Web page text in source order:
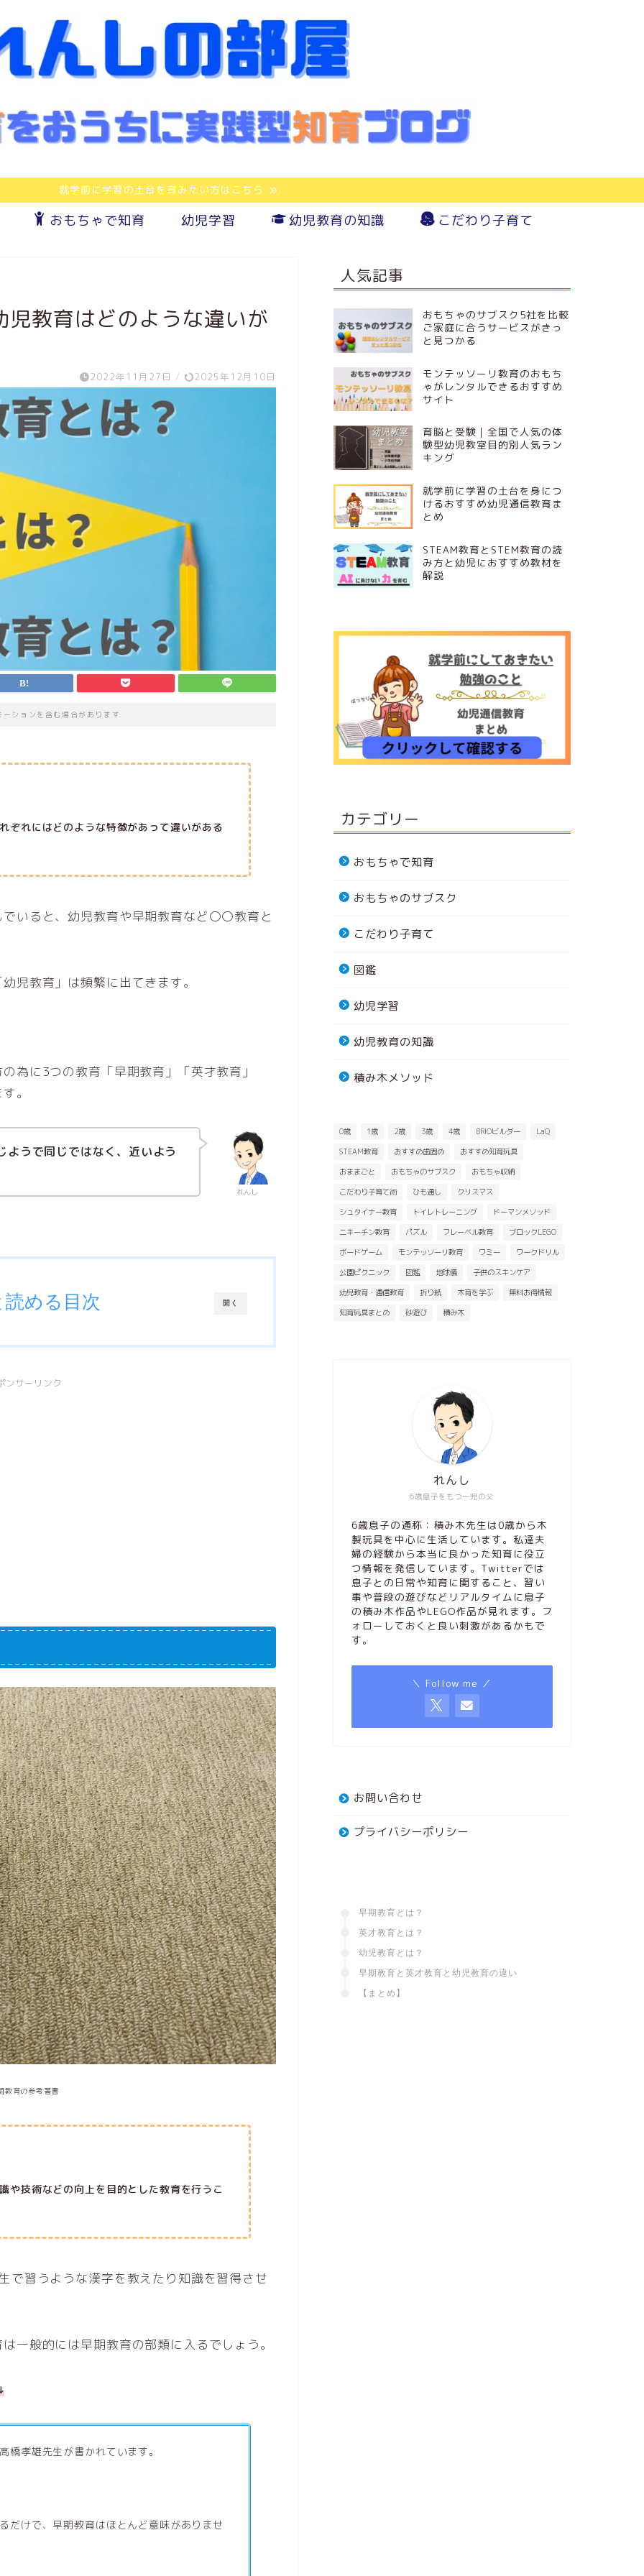
就学前に学習の土台を育みたい方はこちら
おもちゃで知育 幼児学習 幼児教育の知識 こだわり子育て
教育はどのような違いが
2022年11月27日 / 2025年12月10日
ションを含む場合があります
ぞれにはどのような特徴があって違いがある
いると、幼児教育や早期教育など〇〇教育と
児教育」は頻繁に出てきます。
為に3つの教育「早期教育」「英才教育」
。
れんし
ようで同じではなく、近いよう
開く
める目次
ンサーリンク
教育の参考著書
や技術などの向上を目的とした教育を行うこ
で習うような漢字を教えたり知識を習得させ
一般的には早期教育の部類に入るでしょう。
橋孝雄先生が書かれています。
だけで、早期教育はほとんど意味がありませ
人気記事
おもちゃのサブスク5社を比較
ご家庭に合うサービスがきっ
と見つかる
モンテッソーリ教育のおもち
ゃがレンタルできるおすすめ
サイト
育脳と受験｜全国で人気の体
験型幼児教室目的別人気ラン
キング
就学前に学習の土台を身につ
けるおすすめ幼児通信教育ま
とめ
STEAM教育とSTEM教育の読
み方と幼児におすすめ教材を
解説
カテゴリー
おもちゃで知育
おもちゃのサブスク
こだわり子育て
図鑑
幼児学習
幼児教育の知識
積み木メソッド
0歳 1歳 2歳 3歳 4歳 BRIOビルダー
LaQ
STEAM教育
おすすめ歯固め
おすすめ知育玩具
おままごと
おもちゃのサブスク
おもちゃ収納
こだわり子育て術
ひも通し
クリスマス
シュタイナー教育
トイレトレーニング
ドーマンメソッド
ニキーチン教育
パズル フレーベル教育
ブロックLEGO
ボードゲーム
モンテッソーリ教育 ワミー
ワークドリル
公園ピクニック
図鑑 地球儀
子供のスキンケア
幼児教育・通信教育
折り紙 木育を学ぶ
無料お得情報
知育玩具まとめ
砂遊び 積み木
6歳息子をもつ一児の父
れんし
6歳息子の通称：積み木先生は0歳から木
製玩具を中心に生活しています。私達夫
婦の経験から本当に良かった知育に役立
つ情報を発信しています。Twitterでは
息子との日常や知育に関すること、習い
事や普段の遊びなどリアルタイムに息子
の積み木作品やLEGO作品が見れます。フ
ォローしておくと良い刺激があるかもで
す。
＼ Follow me ／
お問い合わせ
プライバシーポリシー
早期教育とは？
英才教育とは？
幼児教育とは？
早期教育と英才教育と幼児教育の違い
【まとめ】